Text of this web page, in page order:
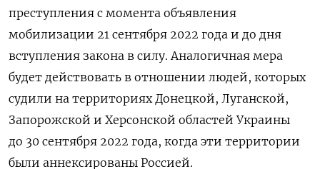
преступления с момента объявления
мобилизации 21 сентября 2022 года и до дня
вступления закона в силу. Аналогичная мера
будет действовать в отношении людей, которых
судили на территориях Донецкой, Луганской,
Запорожской и Херсонской областей Украины
до 30 сентября 2022 года, когда эти территории
были аннексированы Россией.